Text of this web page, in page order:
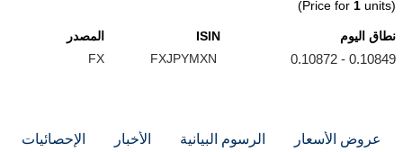
(Price for
1 units)
نطاق اليوم
0.10849 - 0.10872
ISIN
FXJPYMXN
المصدر
FX
عروض الأسعار الرسوم البيانية الأخبار الإحصائيات